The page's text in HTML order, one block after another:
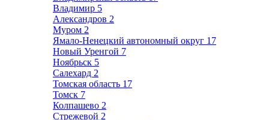
Владимир 5
Александров 2
Муром 2
Ямало-Ненецкий автономный округ 17
Новый Уренгой 7
Ноябрьск 5
Салехард 2
Томская область 17
Томск 7
Колпашево 2
Стрежевой 2